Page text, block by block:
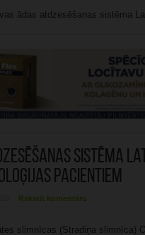
ādas atdzesēšanas sistēma
sistēma
pacientiem
Rakstīt komentāru
slimnīcas (Stradiņa slimnīca)